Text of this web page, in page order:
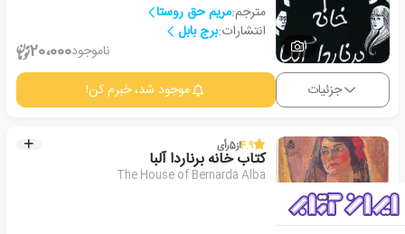
1
مترجم:مریم حق روستا
انتشارات:برج بابل
ناموجود20،000
جزئیات موجود شد، خبرم کن!
4.9از5رأی
کتاب خانه برناردا آلبا
The House of Bernarda Alba